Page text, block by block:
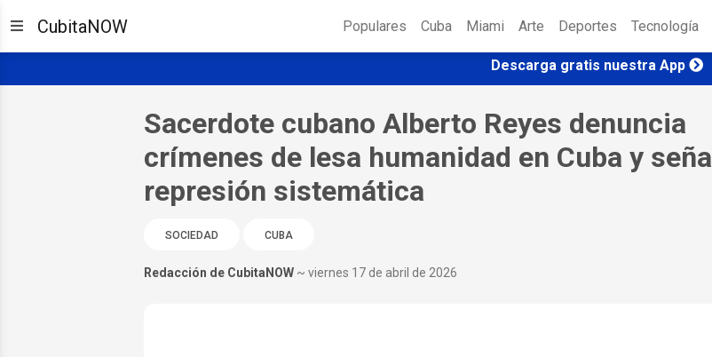
CubitaNOW Populares Cuba Miami Arte Deportes Tecnología
Descarga gratis nuestra App
Sacerdote cubano Alberto Reyes denuncia
crímenes de lesa humanidad en Cuba y
represión sistemática
SOCIEDAD CUBA
Redacción de CubitaNOW ~ viernes 17 de abril de 2026